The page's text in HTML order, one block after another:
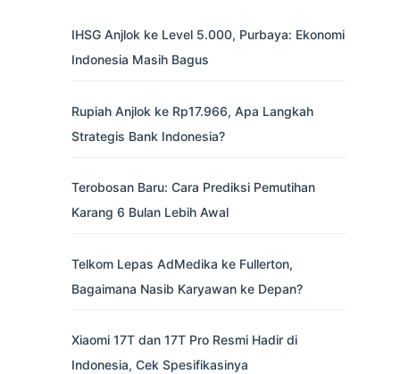
IHSG Anjlok ke Level 5.000, Purbaya: Ekonomi
Indonesia Masih Bagus
Rupiah Anjlok ke Rp17.966, Apa Langkah
Strategis Bank Indonesia?
Terobosan Baru: Cara Prediksi Pemutihan
Karang 6 Bulan Lebih Awal
Telkom Lepas AdMedika ke Fullerton,
Bagaimana Nasib Karyawan ke Depan?
Xiaomi 17T dan 17T Pro Resmi Hadir di
Indonesia, Cek Spesifikasinya